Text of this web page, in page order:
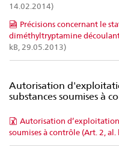
14.02.2014)
Précisions concernant le
diméthyltryptamine
kB, 29.05.2013)
Autorisation
substances soumises à
Autorisation
soumises à contrôle (Art. 2, al.